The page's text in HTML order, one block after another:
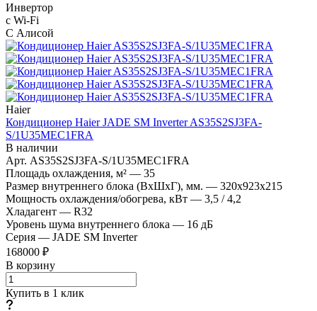
Инвертор
с Wi-Fi
С Алисой
Haier
Кондиционер Haier JADE SM Inverter AS35S2SJ3FA-
S/1U35MEC1FRA
В наличии
Арт. AS35S2SJ3FA-S/1U35MEC1FRA
Площадь охлаждения, м² — 35
Размер внутреннего блока (ВхШхГ), мм. — 320х923х215
Мощность охлаждения/обогрева, кВт — 3,5 / 4,2
Хладагент — R32
Уровень шума внутреннего блока — 16 дБ
Серия — JADE SM Inverter
168000 ₽
В корзину
Купить в 1 клик